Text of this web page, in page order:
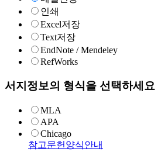
인쇄
Excel저장
Text저장
EndNote / Mendeley
RefWorks
서지정보의 형식을 선택하세요
MLA
APA
Chicago
참고문헌양식안내